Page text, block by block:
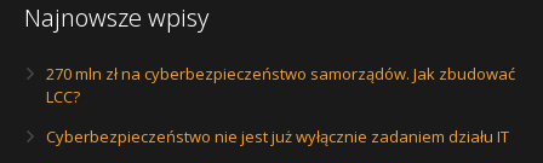
Najnowsze wpisy
270 mln zł na cyberbezpieczeństwo samorządów. Jak zbudować
LCC?
Cyberbezpieczeństwo nie jest już wyłącznie zadaniem działu IT